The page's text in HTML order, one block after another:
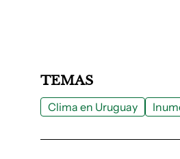
TEMAS
Clima en Uruguay